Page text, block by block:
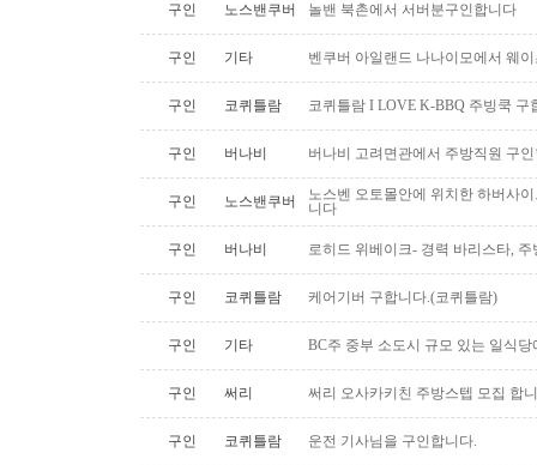
구인 노스밴쿠버 놀밴 북촌에서 서버분구인합니다
구인 기타 벤쿠버 아일랜드 나나이모에서 웨
구인 코퀴틀람 코퀴틀람 I LOVE K-BBQ 주빙쿡 구
구인 버나비 버나비 고려면관에서 주방직원 구
구인 노스밴쿠버
노스벤 오토몰안에 위치한 하버사
니다
구인 버나비 로히드 위베이크- 경력 바리스타, 주
구인 코퀴틀람 케어기버 구합니다.(코퀴틀람)
구인 기타 BC주 중부 소도시 규모 있는 일식
구인 써리 써리 오사카키친 주방스텝 모집 합
구인 코퀴틀람 운전 기사님을 구인합니다.